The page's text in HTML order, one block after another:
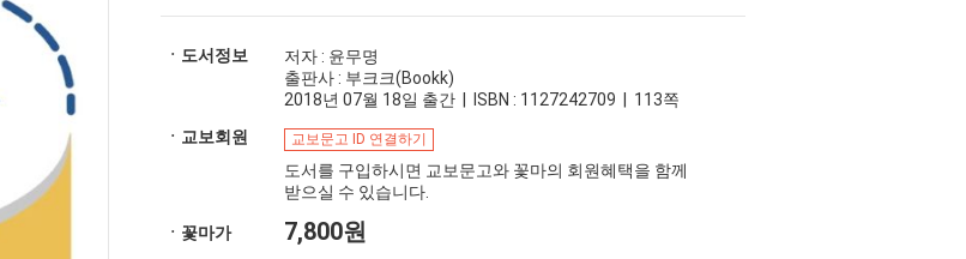
ㆍ도서정보
저자 : 윤무명
출판사 : 부크크(Bookk)
2018년 07월 18일 출간 | ISBN : 1127242709 | 113쪽
ㆍ교보회원
교보문고 ID 연결하기
도서를 구입하시면 교보문고와 꽃마의 회원혜택을 함께
받으실 수 있습니다.
ㆍ꽃마가 7,800원